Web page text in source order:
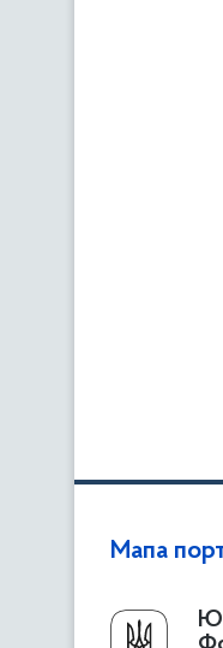
Мапа
Про Фонд